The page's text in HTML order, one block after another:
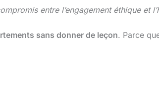
entre l’engagement éthique et
sans donner de leçon. Parce